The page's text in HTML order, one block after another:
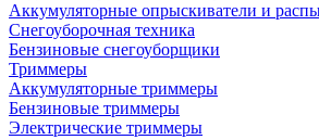
Аккумуляторные опрыскиватели и
Снегоуборочная техника
Бензиновые снегоуборщики
Триммеры
Аккумуляторные триммеры
Бензиновые триммеры
Электрические триммеры